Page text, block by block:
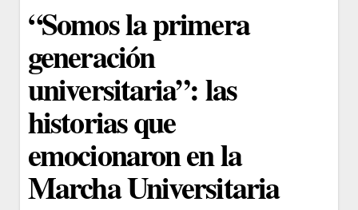
“Somos la primera
generación
universitaria”: las
historias que
emocionaron en la
Marcha Universitaria